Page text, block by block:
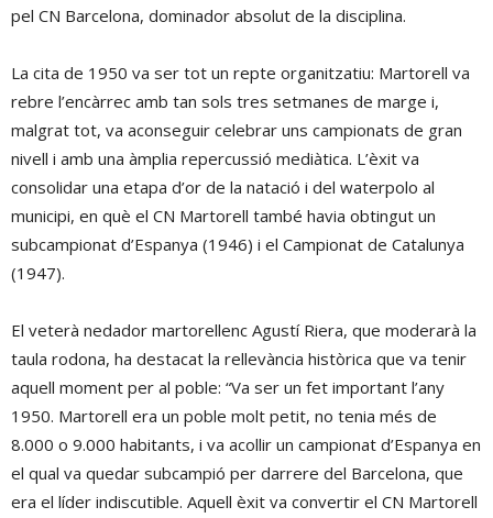
pel CN Barcelona, dominador absolut de la disciplina.
La cita de 1950 va ser tot un repte organitzatiu: Martorell va
rebre l’encàrrec amb tan sols tres setmanes de marge i,
malgrat tot, va aconseguir celebrar uns campionats de gran
nivell i amb una àmplia repercussió mediàtica. L’èxit va
consolidar una etapa d’or de la natació i del waterpolo al
municipi, en què el CN Martorell també havia obtingut un
subcampionat d’Espanya (1946) i el Campionat de Catalunya
(1947).
El veterà nedador martorellenc Agustí Riera, que moderarà la
taula rodona, ha destacat la rellevància històrica que va tenir
aquell moment per al poble: “Va ser un fet important l’any
1950. Martorell era un poble molt petit, no tenia més de
8.000 o 9.000 habitants, i va acollir un campionat d’Espanya en
el qual va quedar subcampió per darrere del Barcelona, que
era el líder indiscutible. Aquell èxit va convertir el CN Martorell